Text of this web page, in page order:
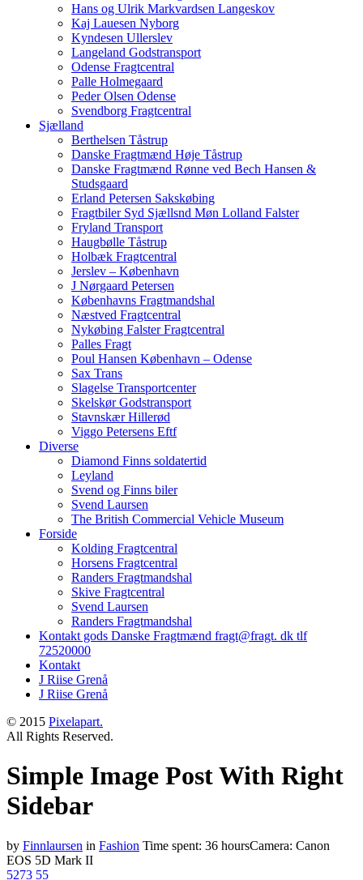
Hans og Ulrik Markvardsen Langeskov
Kaj Lauesen Nyborg
Kyndesen Ullerslev
Langeland Godstransport
Odense Fragtcentral
Palle Holmegaard
Peder Olsen Odense
Svendborg Fragtcentral
Sjælland
Berthelsen Tåstrup
Danske Fragtmænd Høje Tåstrup
Danske Fragtmænd Rønne ved Bech Hansen &
Studsgaard
Erland Petersen Sakskøbing
Fragtbiler Syd Sjællsnd Møn Lolland Falster
Fryland Transport
Haugbølle Tåstrup
Holbæk Fragtcentral
Jerslev – København
J Nørgaard Petersen
Københavns Fragtmandshal
Næstved Fragtcentral
Nykøbing Falster Fragtcentral
Palles Fragt
Poul Hansen København – Odense
Sax Trans
Slagelse Transportcenter
Skelskør Godstransport
Stavnskær Hillerød
Viggo Petersens Eftf
Diverse
Diamond Finns soldatertid
Leyland
Svend og Finns biler
Svend Laursen
The British Commercial Vehicle Museum
Forside
Kolding Fragtcentral
Horsens Fragtcentral
Randers Fragtmandshal
Skive Fragtcentral
Svend Laursen
Randers Fragtmandshal
Kontakt gods Danske Fragtmænd fragt@fragt. dk tlf
72520000
Kontakt
J Riise Grenå
J Riise Grenå
© 2015 Pixelapart.
All Rights Reserved.
Simple Image Post With Right
Sidebar
by Finnlaursen in Fashion Time spent: 36 hoursCamera: Canon
EOS 5D Mark II
5273 55